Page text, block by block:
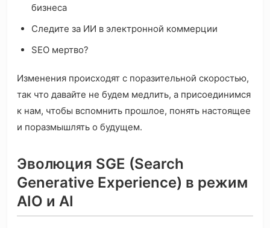
бизнеса
Следите за ИИ в электронной коммерции
SEO мертво?
Изменения происходят с поразительной скоростью,
так что давайте не будем медлить, а присоединимся
к нам, чтобы вспомнить прошлое, понять настоящее
и поразмышлять о будущем.
Эволюция SGE (Search
Generative Experience) в режим
AIO и AI